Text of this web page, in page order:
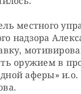
местного
надзора
оружием в
аферы» и.о.